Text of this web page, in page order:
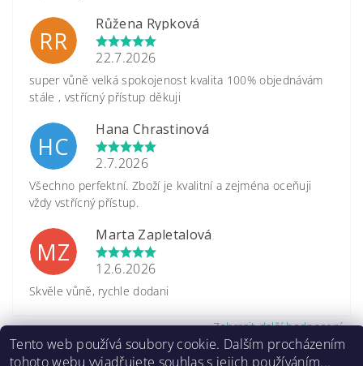
RR
Růžena Rypková
22.7.2026
super vůně velká spokojenost kvalita 100% objednávám
stále , vstřícný přístup děkuji
HC
Hana Chrastinová
2.7.2026
Všechno perfektní. Zboží je kvalitní a zejména oceňuji
vždy vstřícný přístup.
MZ
Marta Zapletalová
12.6.2026
Skvěle vůně, rychle dodani
Zobrazit další hodnocení
Tento web používá soubory cookie. Dalším procházením
tohoto webu vyjadřujete souhlas s jejich používáním...